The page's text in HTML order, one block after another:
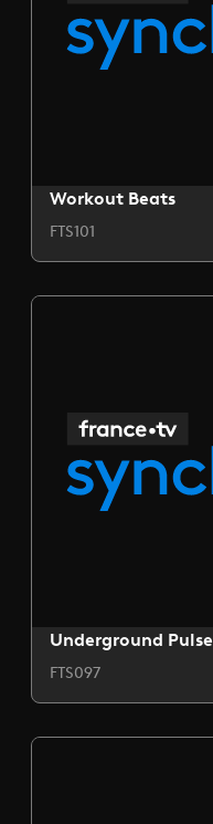
Workout Beats
FTS101
Underground Pulse
FTS097